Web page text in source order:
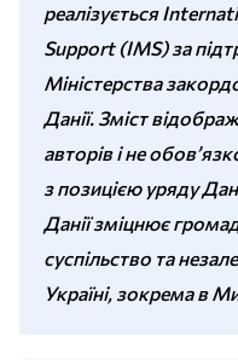
реалізується
Support (IMS) за
Міністерства
Данії. Зміст
авторів і не
з позицією уряду
Данії зміцнює
суспільство та
Україні, зокрема в